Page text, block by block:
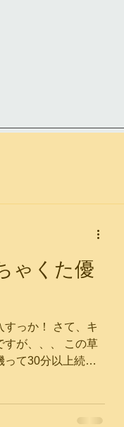
ゃくた優
っか！ さて、キ
すが、、、 この草
って30分以上続け